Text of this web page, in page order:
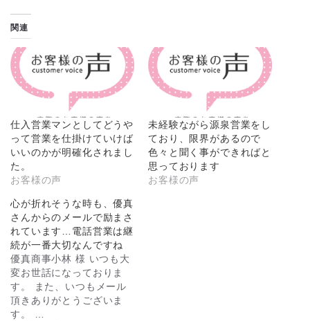
関連
仕入営業マンとしてどうや
って営業を仕掛けていけば
いいのかが明確化されまし
た。
お客様の声
未経験ながら源泉営業をし
ており、限界があるので
色々と聞く事ができればと
思っております
お客様の声
心が折れそうな時も、優真
さんからのメールで励まさ
れています…電話営業は継
続が一番大切なんですね
優真商事小林 様 いつも大
変お世話になっておりま
す。 また、いつもメール
頂きありがとうございま
す。 …